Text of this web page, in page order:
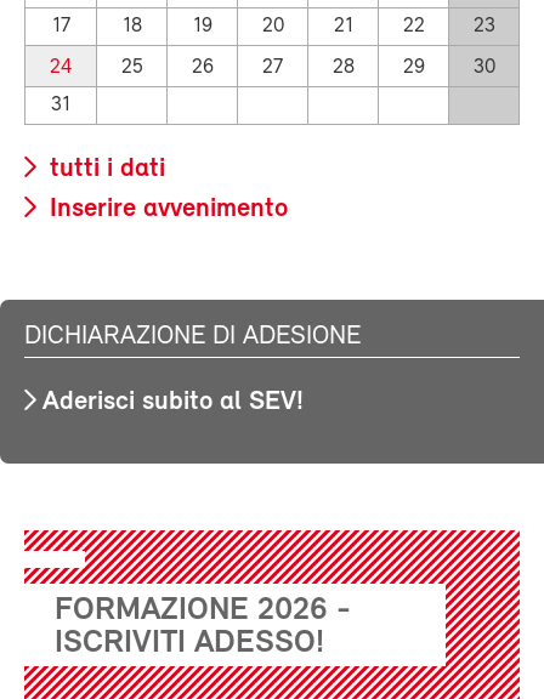
17
18 19 20 21 22
23
24
25 26 27 28 29
30
31
tutti i dati
Inserire avvenimento
DICHIARAZIONE DI ADESIONE
Aderisci subito al SEV!
FORMAZIONE 2026 -
ISCRIVITI ADESSO!